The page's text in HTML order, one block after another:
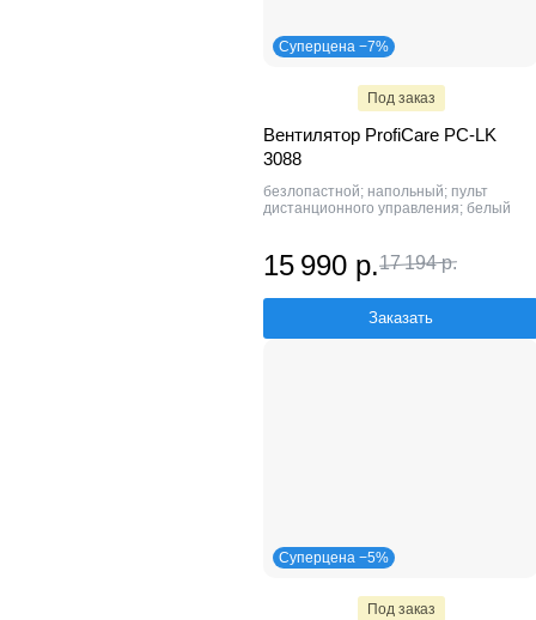
Суперцена −7%
Под заказ
Вентилятор ProfiCare PC-LK
3088
безлопастной; напольный; пульт
дистанционного управления; белый
15 990 р.17 194 р.
Заказать
Суперцена −5%
Под заказ